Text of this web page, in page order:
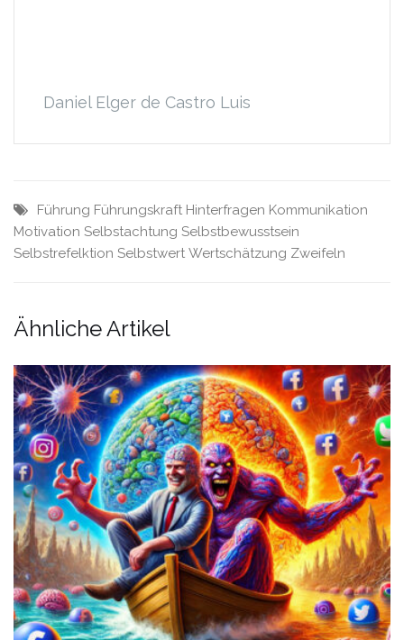
Daniel Elger de Castro Luis
Führung Führungskraft Hinterfragen Kommunikation
Motivation Selbstachtung Selbstbewusstsein
Selbstrefelktion Selbstwert Wertschätzung Zweifeln
Ähnliche Artikel